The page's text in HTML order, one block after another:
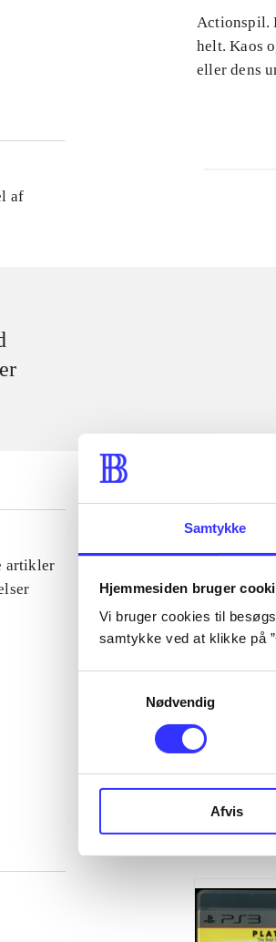
Samtykke
Hjemmesiden bruger
Vi bruger cookies til
samtykke ved at klikke på
Nødvendig
Afvis
Actionspil.
helt. Kaos
eller dens
af
artikler
...
...
...
...